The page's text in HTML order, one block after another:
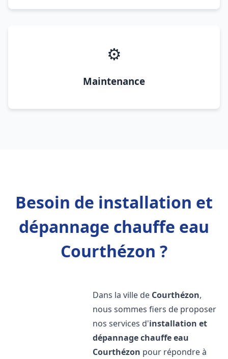
⚙️
Maintenance
Besoin de installation et
dépannage chauffe eau
Courthézon ?
Dans la ville de Courthézon,
nous sommes fiers de proposer
nos services d'installation et
dépannage chauffe eau
Courthézon pour répondre à